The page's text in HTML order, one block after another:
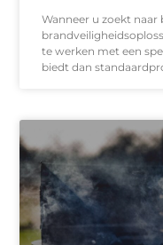
Wanneer u zoekt
te werken met een
biedt dan